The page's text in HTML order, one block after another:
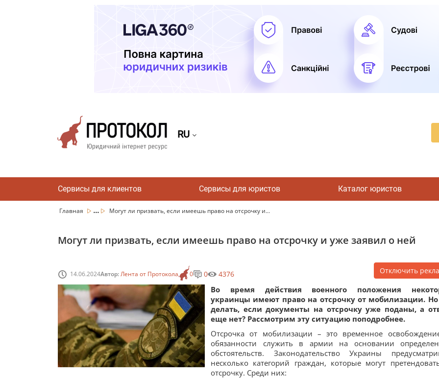
RU
Сервисы для клиентов Сервисы для юристов Каталог юристов
Главная ... Могут ли призвать, если имеешь право на отсрочку и...
Могут ли призвать, если имеешь право на отсрочку и уже заявил о ней
14.06.2024Автор:Лента от Протокола 0 0 4376 Отключить
Во время действия военного положения
украинцы имеют право на отсрочку от мобилизации. Но
делать, если документы на отсрочку уже поданы, а
еще нет? Рассмотрим эту ситуацию поподробнее.
Отсрочка от мобилизации – это временное
обязанности служить в армии на основании
обстоятельств. Законодательство Украины
несколько категорий граждан, которые могут
отсрочку. Среди них: